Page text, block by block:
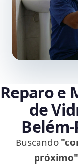
Reparo e
de
Buscando
próximo"